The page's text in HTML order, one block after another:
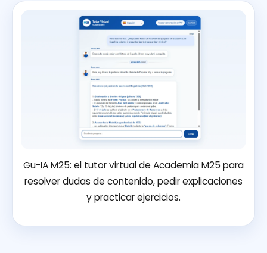
Gu-IA M25: el tutor virtual de Academia M25 para
resolver dudas de contenido, pedir explicaciones
y practicar ejercicios.